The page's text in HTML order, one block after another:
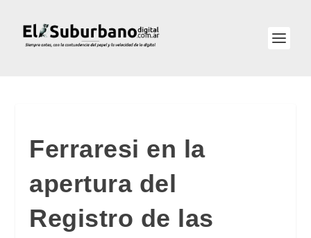
Ferraresi en la
apertura del
Registro de las